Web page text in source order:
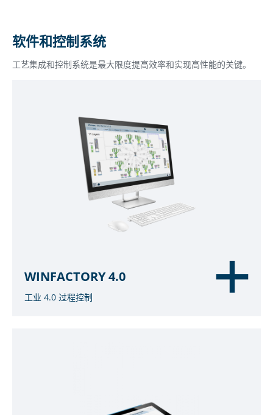
软件和控制系统
工艺集成和控制系统是最大限度提高效率和实现高性能的关键。
WINFACTORY 4.0
工业 4.0 过程控制